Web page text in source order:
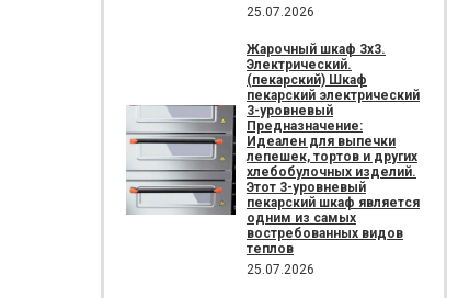
25.07.2026
Жарочный шкаф 3х3.
Электрический.
(пекарский) Шкаф
пекарский электрический
3-уровневый
Предназначение:
Идеален для выпечки
лепешек, тортов и других
хлебобулочных изделий.
Этот 3-уровневый
пекарский шкаф является
одним из самых
востребованных видов
теплов
25.07.2026